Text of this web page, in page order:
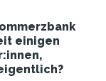
einigen